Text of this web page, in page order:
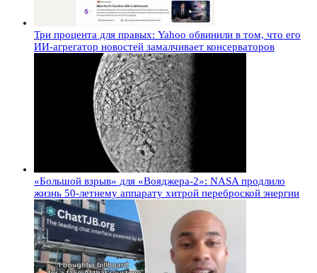
Три процента для правых: Yahoo обвинили в том, что его
ИИ-агрегатор новостей замалчивает консерваторов
«Большой взрыв» для «Вояджера-2»: NASA продлило
жизнь 50-летнему аппарату хитрой переброской энергии